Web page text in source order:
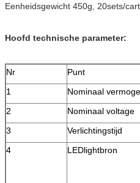
Eenheidsgewicht 450g, 20sets/
Hoofd technische parameter:
Nr Punt
1
Nominaal
2
Nominaal voltage
3
Verlichtingstijd
4